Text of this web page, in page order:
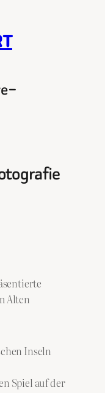
–
Alten
Inseln
Spiel auf der